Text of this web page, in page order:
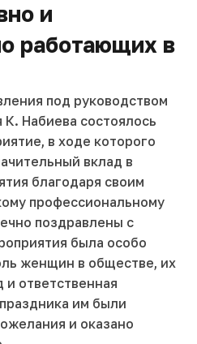
и
работающих в
под руководством
К. Набиева состоялось
в ходе которого
вклад в
благодаря своим
профессиональному
поздравлены с
была особо
женщин в обществе, их
ответственная
им были
и оказано